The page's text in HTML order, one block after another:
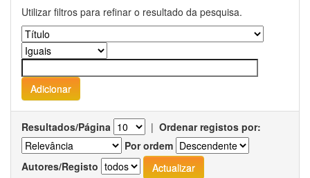
Utilizar filtros para refinar o resultado da pesquisa.
Resultados/Página | Ordenar registos por:
Por ordem
Autores/Registo